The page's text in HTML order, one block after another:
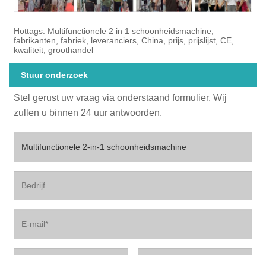
Hottags: Multifunctionele 2 in 1 schoonheidsmachine,
fabrikanten, fabriek, leveranciers, China, prijs, prijslijst, CE,
kwaliteit, groothandel
Stuur onderzoek
Stel gerust uw vraag via onderstaand formulier. Wij
zullen u binnen 24 uur antwoorden.